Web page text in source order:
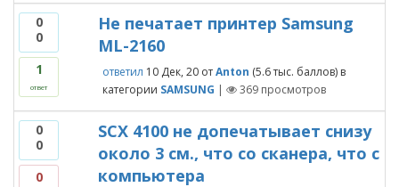
0
0
1
ответ
Не печатает принтер Samsung
ML-2160
ответил 10 Дек, 20 отAnton (5.6 тыс. баллов) в
категории SAMSUNG | 369просмотров
0
0
0
SCX 4100 не допечатывает снизу
около 3 см., что со сканера, что с
компьютера